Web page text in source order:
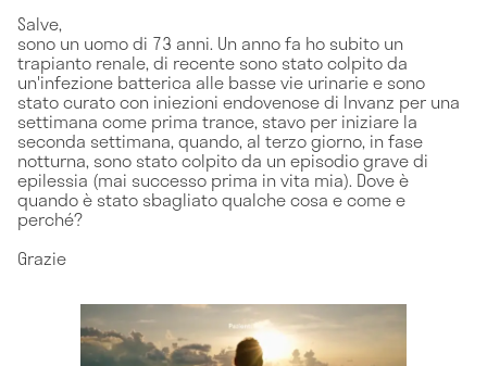
Salve,
sono un uomo di 73 anni. Un anno fa ho subito un
trapianto renale, di recente sono stato colpito da
un'infezione batterica alle basse vie urinarie e sono
stato curato con iniezioni endovenose di Invanz per una
settimana come prima trance, stavo per iniziare la
seconda settimana, quando, al terzo giorno, in fase
notturna, sono stato colpito da un episodio grave di
epilessia (mai successo prima in vita mia). Dove è
quando è stato sbagliato qualche cosa e come e
perché?
Grazie